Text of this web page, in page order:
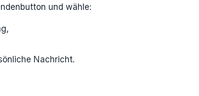
und wähle:
Nachricht.